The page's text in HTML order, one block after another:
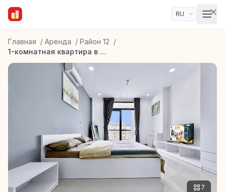
Главная / Аренда / Район 12 /
1-комнатная квартира в районе Тан Бинь
7